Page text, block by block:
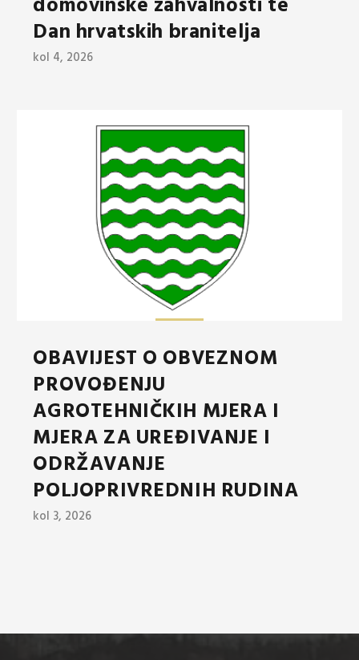
Dan hrvatskih branitelja
kol 4, 2026
OBAVIJEST O OBVEZNOM
PROVOĐENJU
AGROTEHNIČKIH MJERA I
MJERA ZA UREĐIVANJE I
ODRŽAVANJE
POLJOPRIVREDNIH RUDINA
kol 3, 2026